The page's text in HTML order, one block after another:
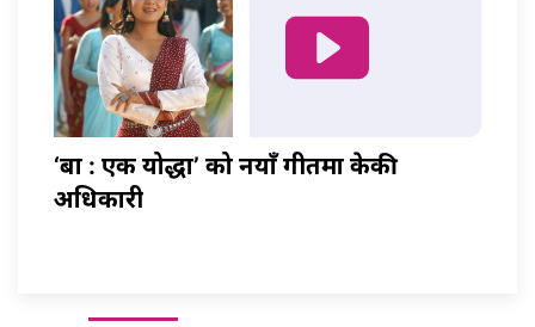
‘बा : एक योद्धा’ को नयाँ गीतमा केकी
अधिकारी